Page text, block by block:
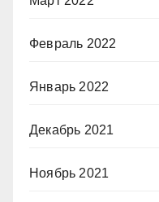
Февраль 2022
Январь 2022
Декабрь 2021
Ноябрь 2021